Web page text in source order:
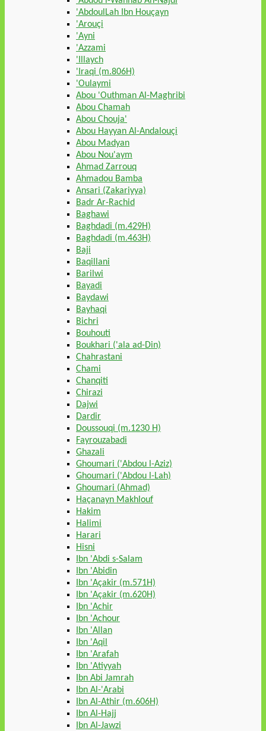
'AbdoulLah Ibn Houçayn
'Arouçi
'Ayni
'Azzami
'Illaych
'Iraqi (m.806H)
'Oulaymi
Abou 'Outhman Al-Maghribi
Abou Chamah
Abou Chouja'
Abou Hayyan Al-Andalouçi
Abou Madyan
Abou Nou'aym
Ahmad Zarrouq
Ahmadou Bamba
Ansari (Zakariyya)
Badr Ar-Rachid
Baghawi
Baghdadi (m.429H)
Baghdadi (m.463H)
Baji
Baqillani
Barilwi
Bayadi
Baydawi
Bayhaqi
Bichri
Bouhouti
Boukhari ('ala ad-Din)
Chahrastani
Chami
Chanqiti
Chirazi
Dajwi
Dardir
Doussouqi (m.1230 H)
Fayrouzabadi
Ghazali
Ghoumari ('Abdou l-Aziz)
Ghoumari ('Abdou l-Lah)
Ghoumari (Ahmad)
Haçanayn Makhlouf
Hakim
Halimi
Harari
Hisni
Ibn 'Abdi s-Salam
Ibn 'Abidin
Ibn 'Açakir (m.571H)
Ibn 'Açakir (m.620H)
Ibn 'Achir
Ibn 'Achour
Ibn 'Allan
Ibn 'Aqil
Ibn 'Arafah
Ibn 'Atiyyah
Ibn Abi Jamrah
Ibn Al-'Arabi
Ibn Al-Athir (m.606H)
Ibn Al-Hajj
Ibn Al-Jawzi